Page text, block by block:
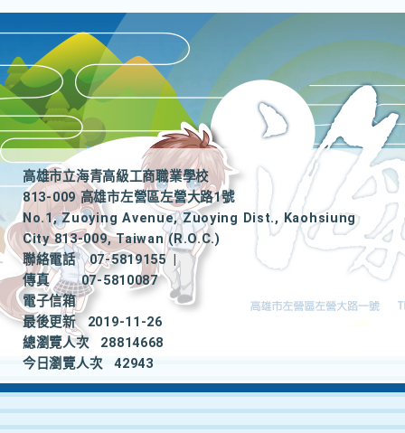
高雄市立海青高級工商職業學校
813-009 高雄市左營區左營大路1號
No.1, Zuoying Avenue, Zuoying Dist., Kaohsiung
City 813-009, Taiwan (R.O.C.)
聯絡電話
07-5819155
|
傳真
07-5810087
電子信箱
最後更新
2019-11-26
總瀏覽人次
28814668
今日瀏覽人次
42943